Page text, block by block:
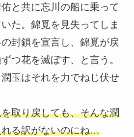
と共に忘川の船に乗って
た。錦覓を見失ってしま
封鎖を宣言し、錦覓が戻
つ花を滅ぼす、と言う。
玉はそれを力でねじ伏せ
取り戻しても、そんな潤
る訳がないのにね…